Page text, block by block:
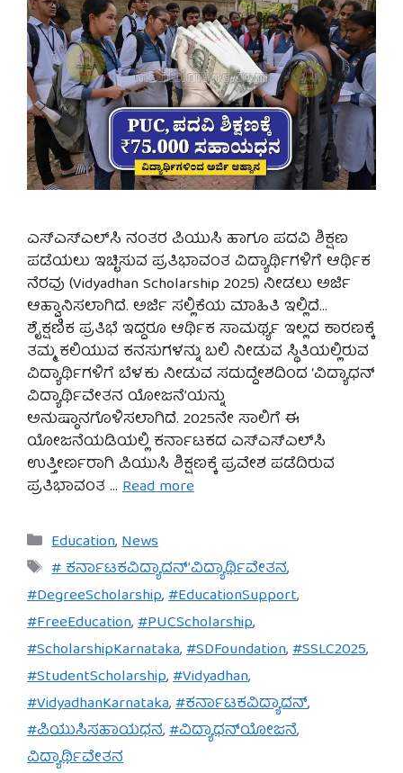
ಎಸ್‌ಎಸ್‌ಎಲ್‌ಸಿ ನಂತರ ಪಿಯುಸಿ ಹಾಗೂ ಪದವಿ ಶಿಕ್ಷಣ
ಪಡೆಯಲು ಇಚ್ಛಿಸುವ ಪ್ರತಿಭಾವಂತ ವಿದ್ಯಾರ್ಥಿಗಳಿಗೆ ಆರ್ಥಿಕ
ನೆರವು (Vidyadhan Scholarship 2025) ನೀಡಲು ಅರ್ಜಿ
ಆಹ್ವಾನಿಸಲಾಗಿದೆ. ಅರ್ಜಿ ಸಲ್ಲಿಕೆಯ ಮಾಹಿತಿ ಇಲ್ಲಿದೆ…
ಶೈಕ್ಷಣಿಕ ಪ್ರತಿಭೆ ಇದ್ದರೂ ಆರ್ಥಿಕ ಸಾಮರ್ಥ್ಯ ಇಲ್ಲದ ಕಾರಣಕ್ಕೆ
ತಮ್ಮ ಕಲಿಯುವ ಕನಸುಗಳನ್ನು ಬಲಿ ನೀಡುವ ಸ್ಥಿತಿಯಲ್ಲಿರುವ
ವಿದ್ಯಾರ್ಥಿಗಳಿಗೆ ಬೆಳಕು ನೀಡುವ ಸದುದ್ದೇಶದಿಂದ ‘ವಿದ್ಯಾಧನ್
ವಿದ್ಯಾರ್ಥಿವೇತನ ಯೋಜನೆ’ಯನ್ನು
ಅನುಷ್ಠಾನಗೊಳಿಸಲಾಗಿದೆ. 2025ನೇ ಸಾಲಿಗೆ ಈ
ಯೋಜನೆಯಡಿಯಲ್ಲಿ ಕರ್ನಾಟಕದ ಎಸ್‌ಎಸ್‌ಎಲ್‌ಸಿ
ಉತ್ತೀರ್ಣರಾಗಿ ಪಿಯುಸಿ ಶಿಕ್ಷಣಕ್ಕೆ ಪ್ರವೇಶ ಪಡೆದಿರುವ
ಪ್ರತಿಭಾವಂತ … Read more
Categories
Education,News
Tags
# ಕರ್ನಾಟಕವಿದ್ಯಾದನ್’ವಿದ್ಯಾರ್ಥಿವೇತನ,
#DegreeScholarship,#EducationSupport,
#FreeEducation,#PUCScholarship,
#ScholarshipKarnataka,#SDFoundation,#SSLC2025,
#StudentScholarship,#Vidyadhan,
#VidyadhanKarnataka,#ಕರ್ನಾಟಕವಿದ್ಯಾದನ್,
#ಪಿಯುಸಿಸಹಾಯಧನ,#ವಿದ್ಯಾಧನ್‌ಯೋಜನೆ,
ವಿದ್ಯಾರ್ಥಿವೇತನ